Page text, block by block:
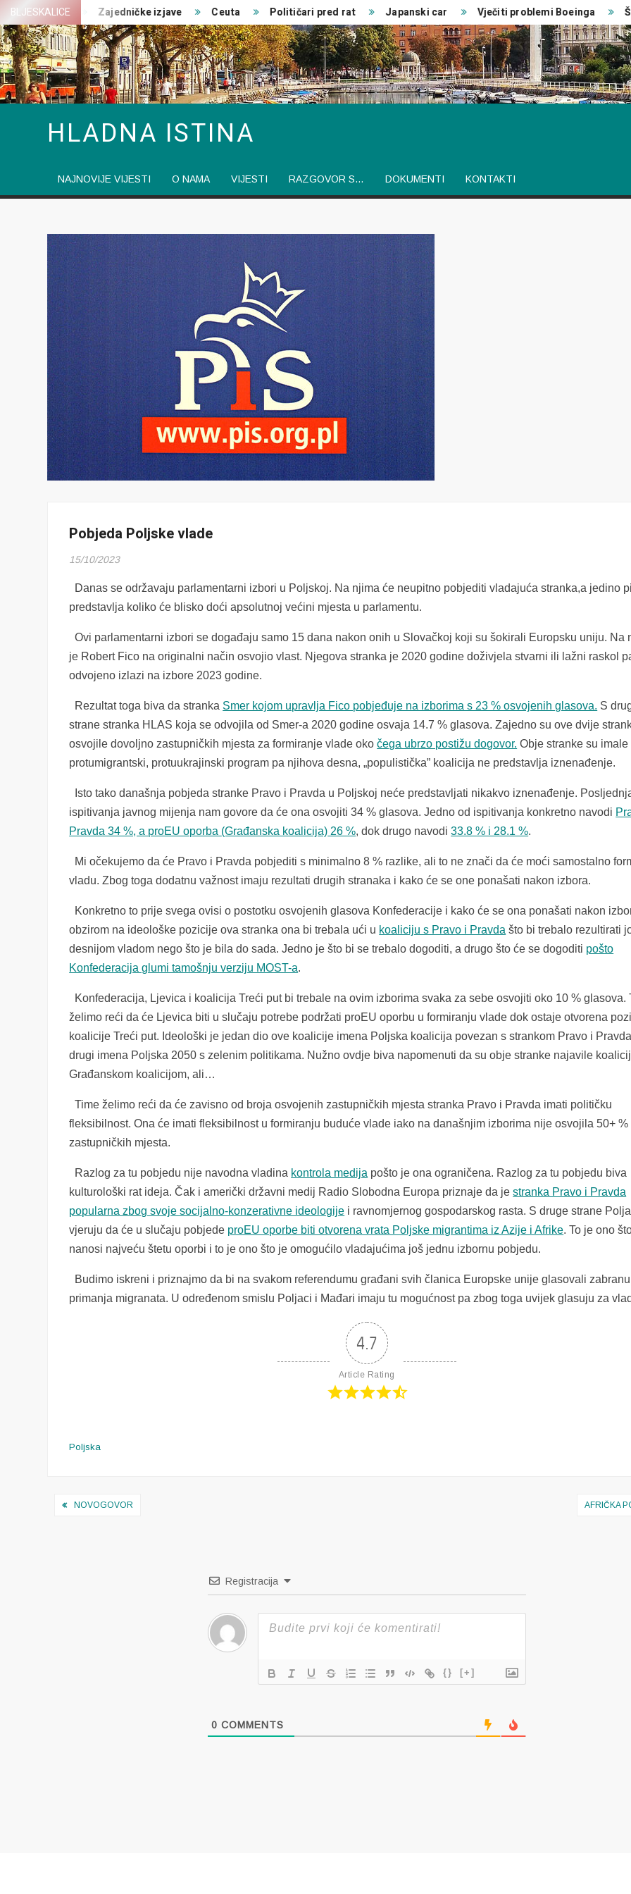
Skip
to
content
BLJESKALICE Zajedničke izjave Ceuta Političari pred rat Japanski car Vječiti problemi Boeinga
HLADNA ISTINA
NAJNOVIJE VIJESTI O NAMA VIJESTI RAZGOVOR S… DOKUMENTI KONTAKTI
Pobjeda Poljske vlade
15/10/2023
Danas se održavaju parlamentarni izbori u Poljskoj. Na njima će neupitno pobjediti vladajuća stranka,a jedino
predstavlja koliko će blisko doći apsolutnoj većini mjesta u parlamentu.
Ovi parlamentarni izbori se događaju samo 15 dana nakon onih u Slovačkoj koji su šokirali Europsku uniju. Na
je Robert Fico na originalni način osvojio vlast. Njegova stranka je 2020 godine doživjela stvarni ili lažni raskol
odvojeno izlazi na izbore 2023 godine.
Rezultat toga biva da stranka Smer kojom upravlja Fico pobjeđuje na izborima s 23 % osvojenih glasova. S
strane stranka HLAS koja se odvojila od Smer-a 2020 godine osvaja 14.7 % glasova. Zajedno su ove dvije
osvojile dovoljno zastupničkih mjesta za formiranje vlade okočega ubrzo postižu dogovor. Obje stranke su imale
protumigrantski, protuukrajinski program pa njihova desna, „populistička” koalicija ne predstavlja iznenađenje.
Isto tako današnja pobjeda stranke Pravo i Pravda u Poljskoj neće predstavljati nikakvo iznenađenje.
ispitivanja javnog mijenja nam govore da će ona osvojiti 34 % glasova. Jedno od ispitivanja konkretno navodi
Pravda 34 %, a proEU oporba (Građanska koalicija) 26 %, dok drugo navodi33.8 % i 28.1 %.
Mi očekujemo da će Pravo i Pravda pobjediti s minimalno 8 % razlike, ali to ne znači da će moći samostalno
vladu. Zbog toga dodatnu važnost imaju rezultati drugih stranaka i kako će se one ponašati nakon izbora.
Konkretno to prije svega ovisi o postotku osvojenih glasova Konfederacije i kako će se ona ponašati nakon
obzirom na ideološke pozicije ova stranka ona bi trebala ući u koaliciju s Pravo i Pravda što bi trebalo rezultirati
desnijom vladom nego što je bila do sada. Jedno je što bi se trebalo dogoditi, a drugo što će se dogoditi pošto
Konfederacija glumi tamošnju verziju MOST-a.
Konfederacija, Ljevica i koalicija Treći put bi trebale na ovim izborima svaka za sebe osvojiti oko 10 % glasova.
želimo reći da će Ljevica biti u slučaju potrebe podržati proEU oporbu u formiranju vlade dok ostaje otvorena
koalicije Treći put. Ideološki je jedan dio ove koalicije imena Poljska koalicija povezan s strankom Pravo i
drugi imena Poljska 2050 s zelenim politikama. Nužno ovdje biva napomenuti da su obje stranke najavile
Građanskom koalicijom, ali…
Time želimo reći da će zavisno od broja osvojenih zastupničkih mjesta stranka Pravo i Pravda imati političku
fleksibilnost. Ona će imati fleksibilnost u formiranju buduće vlade iako na današnjim izborima nije osvojila 50+ %
zastupničkih mjesta.
Razlog za tu pobjedu nije navodna vladina kontrola medija pošto je ona ograničena. Razlog za tu pobjedu biva
kulturološki rat ideja. Čak i američki državni medij Radio Slobodna Europa priznaje da jestranka Pravo i Pravda
popularna zbog svoje socijalno-konzerativne ideologije i ravnomjernog gospodarskog rasta. S druge strane
vjeruju da će u slučaju pobjede proEU oporbe biti otvorena vrata Poljske migrantima iz Azije i Afrike. To je ono
nanosi najveću štetu oporbi i to je ono što je omogućilo vladajućima još jednu izbornu pobjedu.
Budimo iskreni i priznajmo da bi na svakom referendumu građani svih članica Europske unije glasovali zabranu
primanja migranata. U određenom smislu Poljaci i Mađari imaju tu mogućnost pa zbog toga uvijek glasuju za
4.7
Article Rating
Poljska
Navigacija
NOVOGOVOR AFRIČKA
Registracija
{} [+]
0 COMMENTS